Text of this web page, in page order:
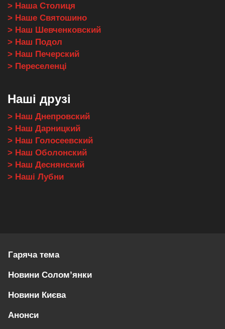
> Наша Столиця
> Наше Святошино
> Наш Шевченковский
> Наш Подол
> Наш Печерский
> Переселенці
Наші друзі
> Наш Днепровский
> Наш Дарницкий
> Наш Голосеевский
> Наш Оболонский
> Наш Деснянский
> Наші Лубни
Гаряча тема
Новини Солом’янки
Новини Києва
Анонси